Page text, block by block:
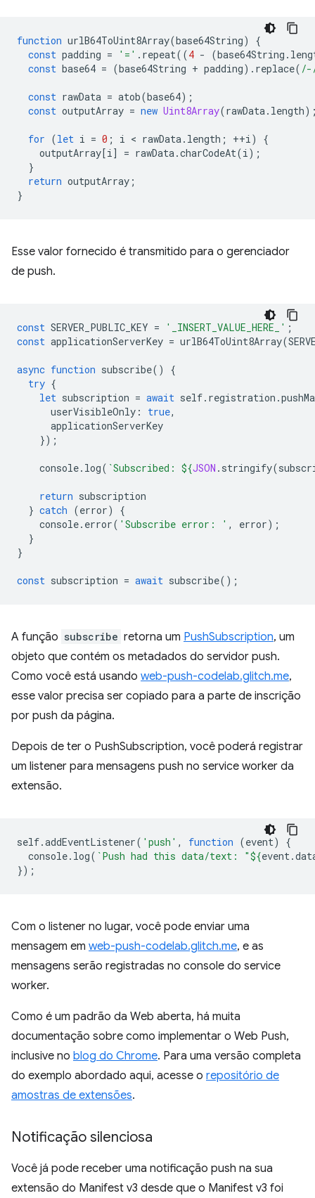
function urlB64ToUint8Array(base64String)
{
const padding = '=' . repeat((4 - (base64String .
const base64 = (base64String + padding). replace(
const rawData = atob(base64);
const outputArray = new Uint8Array(rawData. length
for (let i = 0 ; i < rawData. length ; ++i)
{
outputArray[i] = rawData.charCodeAt(i);
}
return outputArray ;
}
Esse valor fornecido é transmitido para o gerenciador
de push.
const SERVER_PUBLIC_KEY = '_INSERT_VALUE_HERE_' ;
const applicationServerKey = urlB64ToUint8Array(
async function subscribe()
{
try {
let subscription = await self. registration .
userVisibleOnly : true,
applicationServerKey
});
console. log( `Subscribed: ${JSON . stringify(
return subscription
} catch (error)
{
console. error( 'Subscribe error: ' , error);
}
}
const subscription = await subscribe();
A função subscribe retorna um PushSubscription, um
objeto que contém os metadados do servidor push.
Como você está usando web-push-codelab.glitch.me,
esse valor precisa ser copiado para a parte de inscrição
por push da página.
Depois de ter o PushSubscription, você poderá registrar
um listener para mensagens push no service worker da
extensão.
self.addEventListener( 'push' , function (event)
{
console. log( `Push had this data/text: "${event.
});
Com o listener no lugar, você pode enviar uma
mensagem em web-push-codelab.glitch.me, e as
mensagens serão registradas no console do service
worker.
Como é um padrão da Web aberta, há muita
documentação sobre como implementar o Web Push,
inclusive no blog do Chrome. Para uma versão completa
do exemplo abordado aqui, acesse o repositório de
amostras de extensões.
Notificação silenciosa
Você já pode receber uma notificação push na sua
extensão do Manifest v3 desde que o Manifest v3 foi